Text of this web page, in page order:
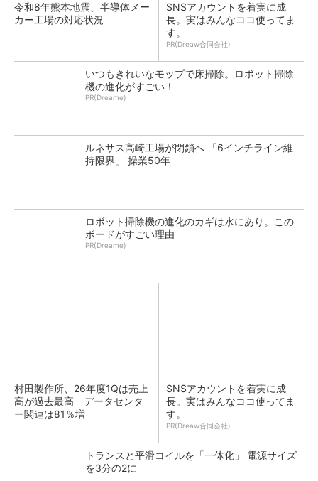
令和8年熊本地震、半導体メー
カー工場の対応状況
SNSアカウントを着実に成
長。実はみんなココ使ってま
す。
PR(Dreaw合同会社)
いつもきれいなモップで床掃除。ロボット掃除
機の進化がすごい！
PR(Dreame)
ルネサス高崎工場が閉鎖へ 「6インチライン維
持限界」 操業50年
ロボット掃除機の進化のカギは水にあり。この
ボードがすごい理由
PR(Dreame)
村田製作所、26年度1Qは売上
高が過去最高 データセンタ
ー関連は81％増
SNSアカウントを着実に成
長。実はみんなココ使ってま
す。
PR(Dreaw合同会社)
トランスと平滑コイルを「一体化」 電源サイズ
を3分の2に